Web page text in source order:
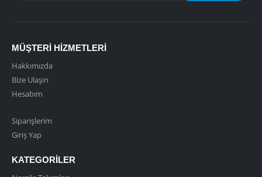
MÜŞTERI HIZMETLERI
Hakkımızda
Bize Ulaşın
Hesabım
Siparişlerim
Giriş Yap
KATEGORILER